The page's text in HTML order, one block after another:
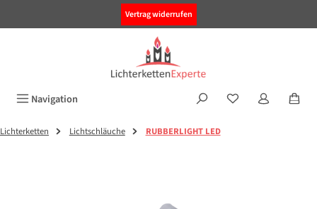
Vertrag widerrufen
Navigation
Lichterketten Lichtschläuche RUBBERLIGHT LED